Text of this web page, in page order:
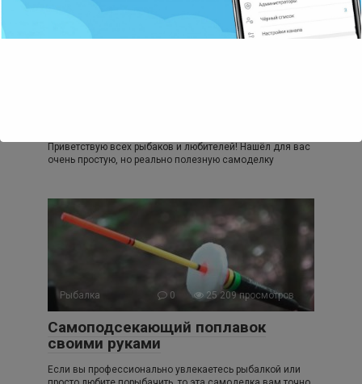
Поделки из пластика
Приветствую всех рыбаков и любителей! Нашёл для вас
очень простую, но реально полезную самоделку
Рыбалка 0 25 209 просмотров
Самоподсекающий поплавок
своими руками
Если вы профессионально увлекаетесь рыбалкой или